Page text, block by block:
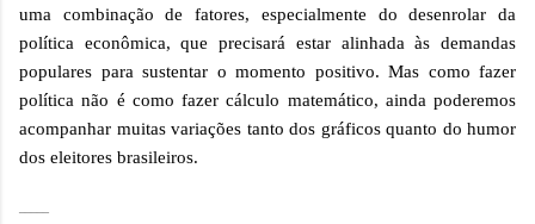
uma combinação de fatores, especialmente do desenrolar da
política econômica, que precisará estar alinhada às demandas
populares para sustentar o momento positivo. Mas como fazer
política não é como fazer cálculo matemático, ainda poderemos
acompanhar muitas variações tanto dos gráficos quanto do humor
dos eleitores brasileiros.